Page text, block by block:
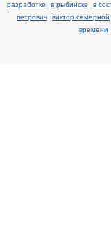
разработке
в рыбинске в
петрович
виктор семерной
времени